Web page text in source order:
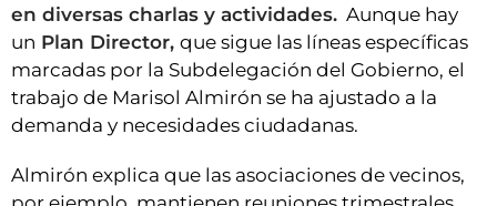
en diversas charlas y actividades. Aunque hay
un Plan Director, que sigue las líneas específicas
marcadas por la Subdelegación del Gobierno, el
trabajo de Marisol Almirón se ha ajustado a la
demanda y necesidades ciudadanas.
Almirón explica que las asociaciones de vecinos,